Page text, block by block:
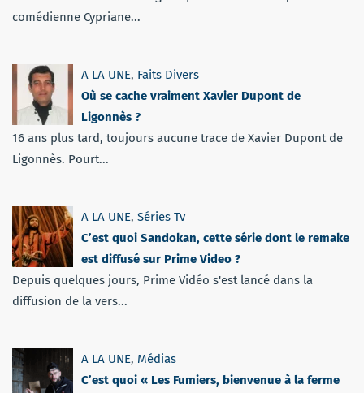
comédienne Cypriane...
A LA UNE, Faits Divers
Où se cache vraiment Xavier Dupont de
Ligonnès ?
16 ans plus tard, toujours aucune trace de Xavier Dupont de
Ligonnès. Pourt...
A LA UNE, Séries Tv
C’est quoi Sandokan, cette série dont le remake
est diffusé sur Prime Video ?
Depuis quelques jours, Prime Vidéo s'est lancé dans la
diffusion de la vers...
A LA UNE, Médias
C’est quoi « Les Fumiers, bienvenue à la ferme